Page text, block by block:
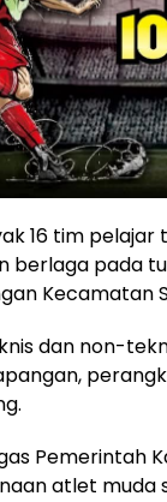
16 tim
berlaga pada
Kecamatan
dan non-
Pemerintah
atlet muda